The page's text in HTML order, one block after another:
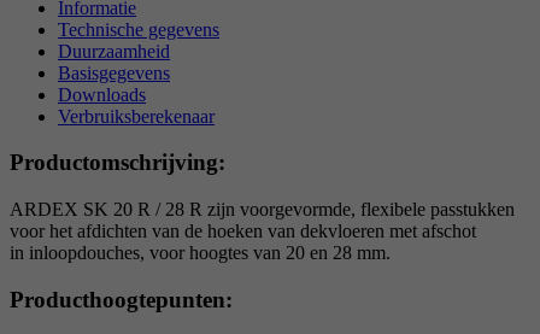
Informatie
Technische gegevens
Duurzaamheid
Basisgegevens
Downloads
Verbruiksberekenaar
Productomschrijving:
ARDEX SK 20 R / 28 R zijn voorgevormde, flexibele passtukken
voor het afdichten van de hoeken van dekvloeren met afschot
in inloopdouches, voor hoogtes van 20 en 28 mm.
Producthoogtepunten:
Doel
(_GRECAPTCHA), wenn es zum Zweck der
Risikoanalyse ausgeführt wird.